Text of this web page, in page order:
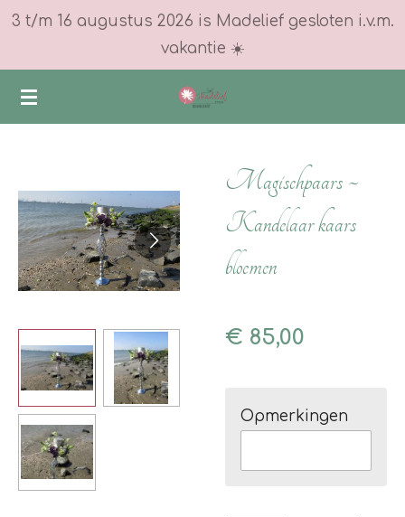
Ga
naar
de
hoofdinhoud
3 t/m 16 augustus 2026 is Madelief gesloten i.v.m.
vakantie ☀️
Magischpaars ~
Kandelaar kaars
bloemen
€ 85,00
Opmerkingen